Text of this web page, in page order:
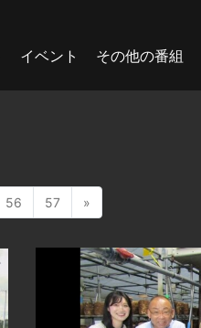
イベント その他の番組
56 57 »